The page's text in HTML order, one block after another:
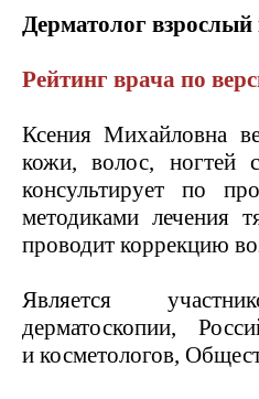
Дерматолог взрослый
Рейтинг врача по
Ксения Михайловна
кожи, волос, ногтей
консультирует по
методиками лечения
проводит коррекцию
Является
дерматоскопии,
и косметологов,